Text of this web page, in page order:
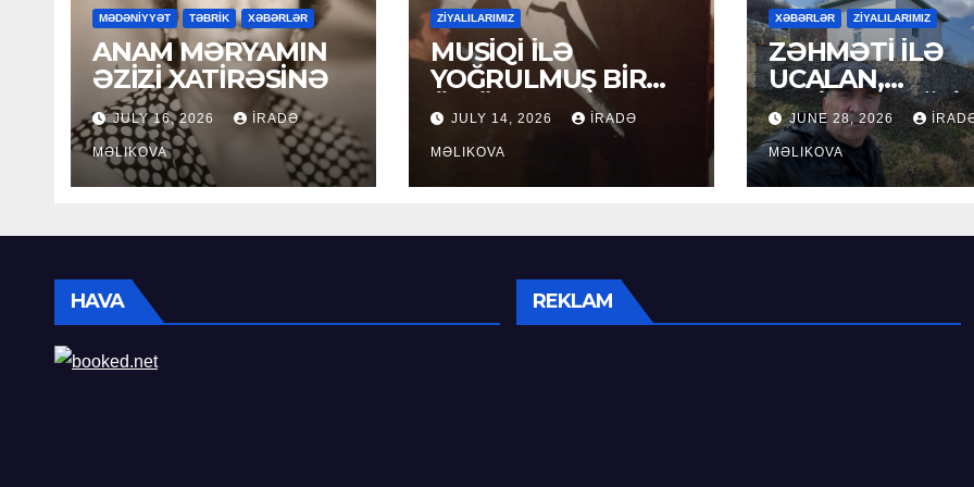
MƏDƏNİYYƏT TƏBRİK XƏBƏRLƏR
ANAM MƏRYAMIN
ƏZİZİ XATİRƏSİNƏ
JULY 16, 2026 İRADƏ
MƏLIKOVA
ZİYALILARIMIZ
MUSİQİ İLƏ
YOĞRULMUŞ BİR
ÖMÜR
JULY 14, 2026 İRADƏ
MƏLIKOVA
XƏBƏRLƏR ZİYALILARIMIZ
ZƏHMƏTİ İLƏ
UCALAN,
XEYİRXAHLIĞI
SEÇİLƏN: HACI
RAMAZAN
JUNE 28, 2026
MƏLIKOVA
HAVA REKLAM